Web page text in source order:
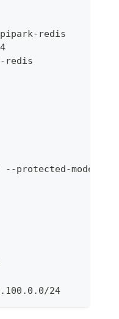
redis
redis
--protected-mode
24